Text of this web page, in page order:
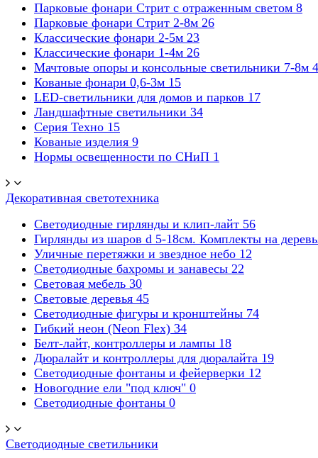
Парковые фонари Стрит с отраженным светом 8
Парковые фонари Стрит 2-8м 26
Классические фонари 2-5м 23
Классические фонари 1-4м 26
Мачтовые опоры и консольные светильники 7-8м 4
Кованые фонари 0,6-3м 15
LED-светильники для домов и парков 17
Ландшафтные светильники 34
Серия Техно 15
Кованые изделия 9
Нормы освещенности по СНиП 1
Декоративная светотехника
Светодиодные гирлянды и клип-лайт 56
Гирлянды из шаров d 5-18cм. Комплекты на
Уличные перетяжки и звездное небо 12
Светодиодные бахромы и занавесы 22
Световая мебель 30
Световые деревья 45
Светодиодные фигуры и кронштейны 74
Гибкий неон (Neon Flex) 34
Белт-лайт, контроллеры и лампы 18
Дюралайт и контроллеры для дюралайта 19
Светодиодные фонтаны и фейерверки 12
Новогодние ели "под ключ" 0
Светодиодные фонтаны 0
Светодиодные светильники